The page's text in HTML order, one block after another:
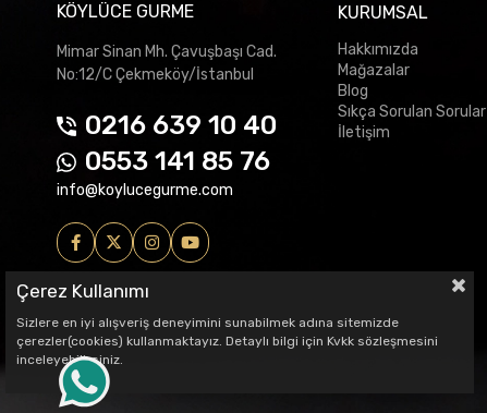
KÖYLÜCE GURME
Mimar Sinan Mh. Çavuşbaşı Cad.
No:12/C Çekmeköy/İstanbul
0216 639 10 40
0553 141 85 76
info@koylucegurme.com
KURUMSAL
Hakkımızda
Mağazalar
Blog
Sıkça Sorulan Sorular
İletişim
Çerez Kullanımı
Sizlere en iyi alışveriş deneyimini sunabilmek adına sitemizde
çerezler(cookies) kullanmaktayız. Detaylı bilgi için Kvkk sözleşmesini
inceleyebilirsiniz.